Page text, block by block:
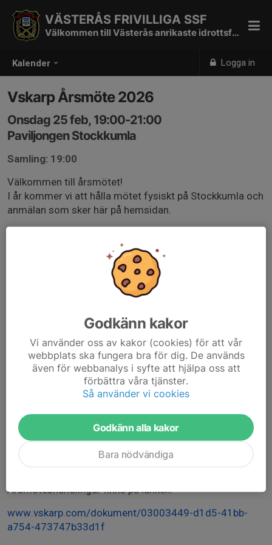
Kalender Logga in
VÄSTERÅS FRIVILLIGA SSF
Välkommen till Västerås anrikaste idrottsförening
Vskarp Årsmöte 2026
Onsdag 25 feb, 19:00-21:00
Paviljongen Stockkumla
Samling: 19:00
Välkommen till årsmötet!
I år kommer vi att hålla mötet fysiskt på Stockkumla och
anmälan som sker här på hemsidan.
som gammal. Om det är någon som aldrig varit på ett
årsmöte tidigare så hjälper vi till och förklarar hur det
här väljs styrelsen som ska leda föreningen under året
och vilken inriktning vi ska ha på verksamheten.
Inför årsmötet kan medlemmarna skicka in motioner
med förslag gällande verksamheten. Dessa ska skickas
till info@vskarp.com senast den 1 februari. Behöver man
tränare.
Vi kommer att bjuda på smörgåstårta på mötet så om
någon har några allergier meddelas detta i anmälan.
Årsmöteshandlingar finns på länken:
www.vskarp.com/dokument/03003449-d1d5-41bb-
a754-473747b33d1f
Godkänn kakor
Vi använder oss av kakor (cookies) för att vår
webbplats ska fungera bra för dig. De används
även för webbanalys i syfte att hjälpa oss att
förbättra våra tjänster.
Så använder vi cookies
Godkänn alla kakor
Bara nödvändiga